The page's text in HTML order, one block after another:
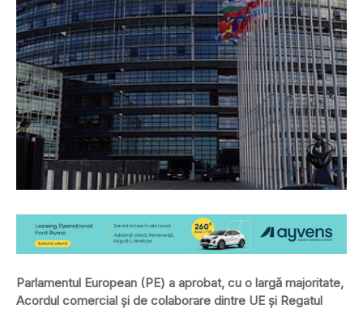
Parlamentul European (PE) a aprobat, cu o largă majoritate,
Acordul comercial și de colaborare dintre UE și Regatul